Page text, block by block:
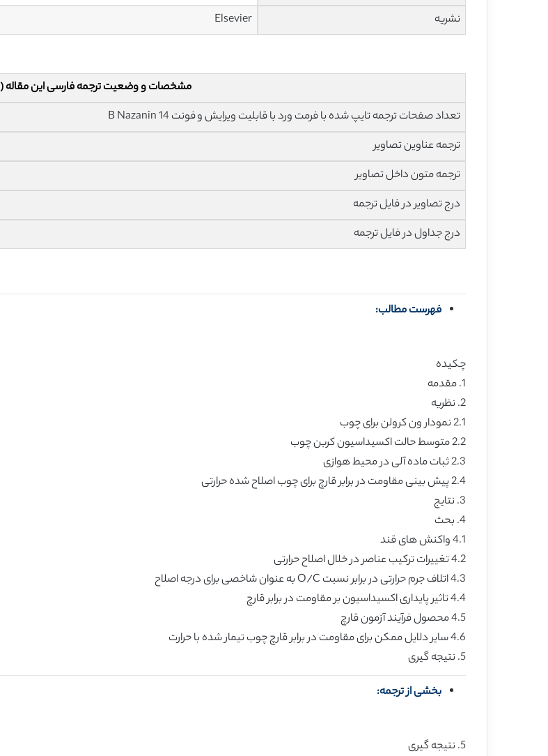
نشریه
Elsevier
مشخصات و وضعیت ترجمه فارسی این مقاله (Word)
تعداد صفحات ترجمه تایپ شده با فرمت ورد با قابلیت ویرایش و فونت 14 B Nazanin
ترجمه عناوین تصاویر
ترجمه متون داخل تصاویر
درج تصاویر در فایل ترجمه
درج جداول در فایل ترجمه
فهرست مطالب:
چکیده
1. مقدمه
2. نظریه
2.1 نمودار ون کرولن برای چوب
2.2 متوسط حالت اکسیداسیون کربن چوب
2.3 ثبات ماده آلی در محیط هوازی
2.4 پیش بینی مقاومت در برابر قارچ برای چوب اصلاح شده حرارتی
3. نتایج
4. بحث
4.1 واکنش های قند
4.2 تغییرات ترکیب عناصر در خلال اصلاح حرارتی
4.3 اتلاف جرم حرارتی در برابر نسبت O/C به عنوان شاخصی برای درجه اصلاح
4.4 تاثیر پایداری اکسیداسیون بر مقاومت در برابر قارچ
4.5 محصول فرآیند آزمون قارچ
4.6 سایر دلایل ممکن برای مقاومت در برابر قارچ چوب تیمار شده با حرارت
5. نتیجه گیری
بخشی از ترجمه:
5. نتیجه گیری